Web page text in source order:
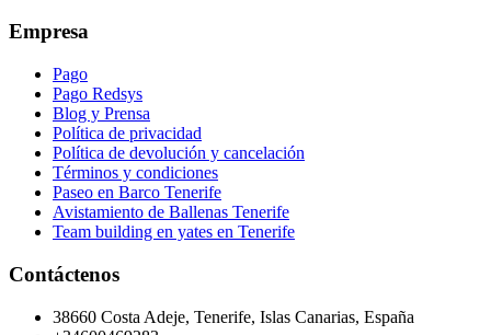
Empresa
Pago
Pago Redsys
Blog y Prensa
Política de privacidad
Política de devolución y cancelación
Términos y condiciones
Paseo en Barco Tenerife
Avistamiento de Ballenas Tenerife
Team building en yates en Tenerife
Contáctenos
38660 Costa Adeje, Tenerife, Islas Canarias, España